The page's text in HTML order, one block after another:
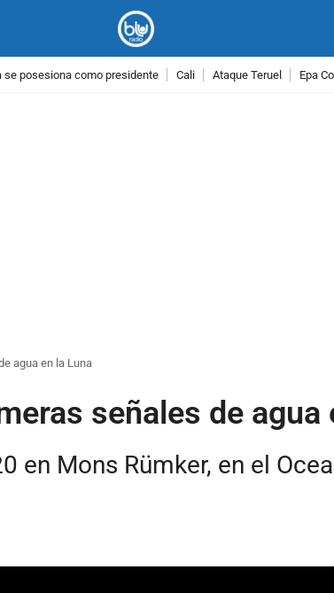
se posesiona como presidente Cali Ataque Teruel Epa
agua en la Luna
señales de agua
en Mons Rümker, en el